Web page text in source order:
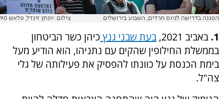
הפגנה בדרישה לגיוס חרדים, השבוע בירושלים צילום: יונתן זינדל, פלאש 90
1. באביב 2021, בעת שבני גנץ כיהן כשר הביטחון
בממשלת החילופין שהקים עם נתניהו, הוא הודיע מעל
בימת הכנסת על כוונתו להפסיק את פעילותה של גלי
צה"ל.